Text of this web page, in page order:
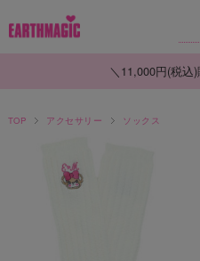
＼11,000円(税込
TOP アクセサリー ソックス